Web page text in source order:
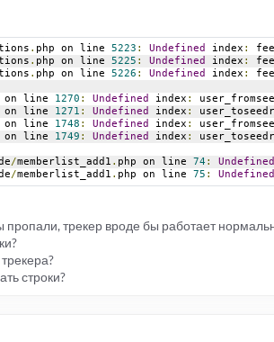
. php on line 5223 : Undefined index :
. php on line 5225 : Undefined index :
. php on line 5226 : Undefined index :
on line 1270 : Undefined index :
on line 1271 : Undefined index :
on line 1748 : Undefined index :
on line 1749 : Undefined index :
/memberlist_add1 . php on line 74 : Undefined
/memberlist_add1 . php on line 75 : Undefined
пропали, трекер вроде бы работает
строки?